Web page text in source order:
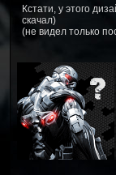
Кстати, у этого
скачал)
(не видел только